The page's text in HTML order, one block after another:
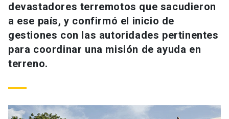
devastadores terremotos que sacudieron
a ese país, y confirmó el inicio de
gestiones con las autoridades pertinentes
para coordinar una misión de ayuda en
terreno.